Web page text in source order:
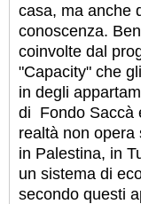
casa, ma anche
conoscenza.
coinvolte dal
"Capacity" che
in degli
di Fondo Saccà
realtà non opera
in Palestina, in
un sistema di
secondo questi